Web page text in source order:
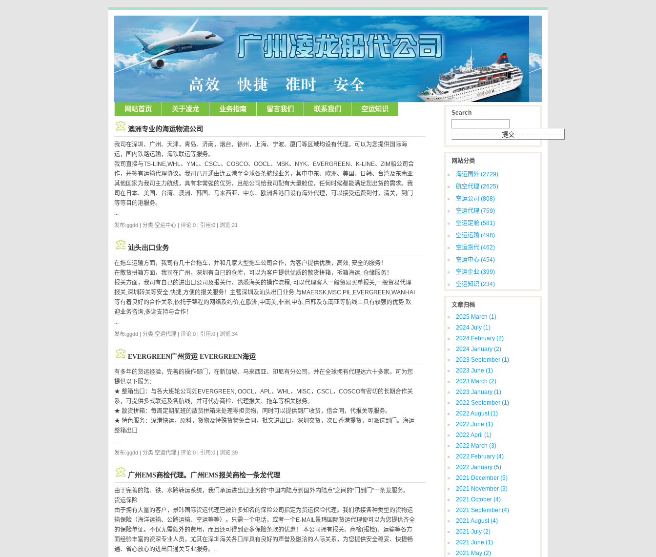
网站首页 关于凌龙 业务指南 留言我们 联系我们 空运知识
澳洲专业的海运物流公司
我司在深圳、广州、天津，青岛、济南，烟台，徐州，上海、宁波、厦门等区域均设有代理，可以为您提供国际海
运，国内铁路运输，海铁联运等服务。
我司直接与TS-LINE,WHL、YML、CSCL、COSCO、OOCL、MSK、NYK、EVERGREEN、K-LINE、ZIM船公司合
作，并签有运输代理协议。我司已开通由连云港至全球各条航线业务，其中中东、欧洲、美国、日韩、台湾及东南亚
其他国家为我司主力航线，具有非常强的优势，且船公司给我司配有大量舱位，任何时候都能满足您出货的需求。我
司在日本、美国、台湾、澳洲、韩国、马来西亚、中东、欧洲各港口设有海外代理，可以接受运费到付，清关，到门
等等目的港服务。
...
发布:ggdd | 分类:空运中心 | 评论:0 | 引用:0 | 浏览:21
汕头出口业务
在拖车运输方面，我司有几十台拖车，并和几家大型拖车公司合作，为客户提供优质，高效, 安全的服务！
在散货拼箱方面，我司在广州，深圳有自已的仓库，可以为客户提供优质的散货拼箱，拆箱海运, 仓储服务！
报关方面，我司有自己的进出口公司及报关行，熟悉海关的操作流程, 可以代理客人一般贸易买单报关,一般贸易代理
报关,深圳转关等安全,快捷,方便的报关服务！主营深圳及汕头出口业务,与MAERSK,MSC,PIL,EVERGREEN,WANHAI
等有着良好的合作关系,依托于锦程的网络及约价,在欧洲,中南美,非洲,中东,日韩及东南亚等航线上具有较强的优势,欢
迎业务咨询,多谢支持与合作！
...
发布:ggdd | 分类:空运代理 | 评论:0 | 引用:0 | 浏览:34
EVERGREEN广州货运 EVERGREEN海运
有多年的货运经验，完善的操作部门，在新加坡、马来西亚、印尼有分公司，并在全球拥有代理达六十多家。可为您
提供以下服务：
★ 整箱出口：与各大班轮公司如EVERGREEN, OOCL，APL，WHL，MISC，CSCL，COSCO有密切的长期合作关
系，可提供多式联运及各航线，并可代办商检、代理报关、拖车等相关服务。
★ 散货拼箱：每周定期航班的散货拼箱来处理零担货物，同时可以提供到厂收货，借合同，代报关等服务。
★ 特色服务：深港快运，原料，货物及特殊货物免合同，批文进出口，深圳交货，次日香港提货，可派送到门。海运
整箱出口
...
发布:ggdd | 分类:空运代理 | 评论:0 | 引用:0 | 浏览:39
广州EMS商检代理。广州EMS报关商检一条龙代理
由于完善的陆、铁、水路转运系统，我们承运进出口业务的“中国内陆点到国外内陆点”之间的“门到门”一条龙服务。
货运保险
由于拥有大量的客户，景玮国际货运代理已被许多知名的保险公司指定为货运保险代理。我们承接各种类型的货物运
输保险（海洋运输、公路运输、空运等等）。只需一个电话，或者一个E-MAIL景玮国际货运代理便可以为您提供齐全
的保险单证。不仅无需额外的费用，而且还可得到更多保险条款的优惠！ 本公司拥有报关、商检(报检)、运输等各方
面经验丰富的资深专业人员，尤其在深圳海关各口岸具有良好的声誉及融洽的人际关系，为您提供安全稳妥、快捷畅
通、省心放心的进出口通关专业服务。...
Search
网站分类
海运国外 (2729)
航空代理 (2625)
空运公司 (808)
空运代理 (759)
空运定舱 (581)
空运运输 (498)
空运货代 (462)
空运中心 (454)
空运企业 (399)
空运知识 (234)
文章归档
2025 March (1)
2024 July (1)
2024 February (2)
2024 January (2)
2023 September (1)
2023 June (1)
2023 March (2)
2023 January (1)
2022 September (1)
2022 August(1)
2022 June (1)
2022 April (1)
2022 March (3)
2022 February (4)
2022 January (5)
2021 December (5)
2021 November (3)
2021 October (4)
2021 September (4)
2021 August(4)
2021 July (2)
2021 June (1)
2021 May (2)